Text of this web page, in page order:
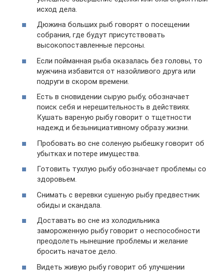
исход дела.
Дюжина больших рыб говорят о посещении
собрания, где будут присутствовать
высокопоставленные персоны.
Если пойманная рыба оказалась без головы, то
мужчина избавится от назойливого друга или
подруги в скором времени.
Есть в сновидении сырую рыбу, обозначает
поиск себя и нерешительность в действиях.
Кушать вареную рыбу говорит о тщетности
надежд и безынициативному образу жизни.
Пробовать во сне соленую рыбешку говорит об
убытках и потере имущества.
Готовить тухлую рыбу обозначает проблемы со
здоровьем.
Снимать с веревки сушеную рыбу предвестник
обиды и скандала.
Доставать во сне из холодильника
замороженную рыбу говорит о неспособности
преодолеть нынешние проблемы и желание
бросить начатое дело.
Видеть живую рыбу говорит об улучшении